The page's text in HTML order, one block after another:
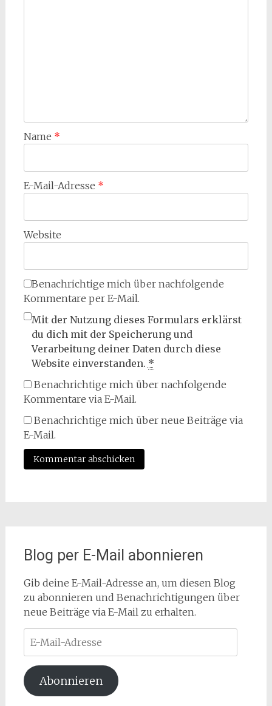
Name *
E-Mail-Adresse *
Website
Benachrichtige mich über nachfolgende
Kommentare per E-Mail.
Mit der Nutzung dieses Formulars erklärst
du dich mit der Speicherung und
Verarbeitung deiner Daten durch diese
Website einverstanden. *
Benachrichtige mich über nachfolgende
Kommentare via E-Mail.
Benachrichtige mich über neue Beiträge via
E-Mail.
Blog per E-Mail abonnieren
Gib deine E-Mail-Adresse an, um diesen Blog
zu abonnieren und Benachrichtigungen über
neue Beiträge via E-Mail zu erhalten.
Mail-
Adresse
Abonnieren